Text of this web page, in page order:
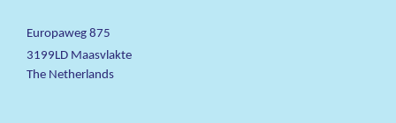
Europaweg 875
3199LD Maasvlakte
The Netherlands